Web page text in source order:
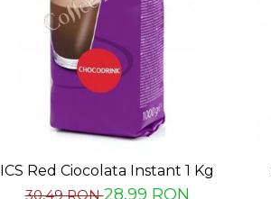
ICS Red Ciocolata Instant 1 Kg
30,49 RON28,99 RON